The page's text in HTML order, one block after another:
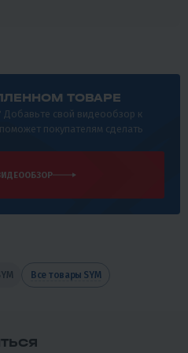
ТОВАРЕ
Добавьте свой видеообзор к
покупателям сделать
Все товары SYM